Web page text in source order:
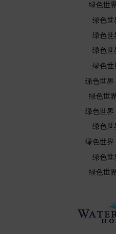
绿色世
绿色世
绿色世
绿色世
绿色世
绿色世界
绿色世
绿色世界
绿色世
绿色世界
绿色世
绿色世